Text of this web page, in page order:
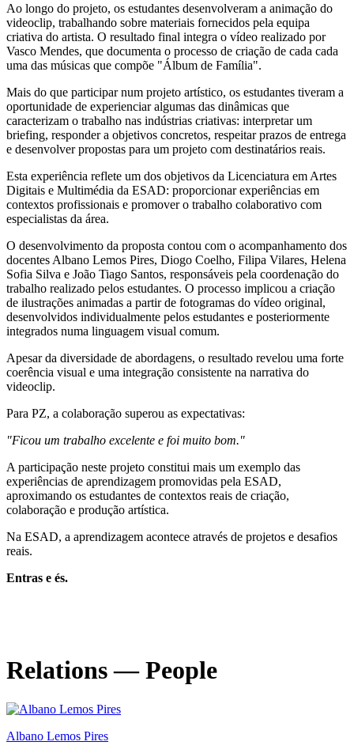
Ao longo do projeto, os estudantes desenvolveram a animação do
videoclip, trabalhando sobre materiais fornecidos pela equipa
criativa do artista. O resultado final integra o vídeo realizado por
Vasco Mendes, que documenta o processo de criação de cada cada
uma das músicas que compõe "Álbum de Família".
Mais do que participar num projeto artístico, os estudantes tiveram a
oportunidade de experienciar algumas das dinâmicas que
caracterizam o trabalho nas indústrias criativas: interpretar um
briefing, responder a objetivos concretos, respeitar prazos de entrega
e desenvolver propostas para um projeto com destinatários reais.
Esta experiência reflete um dos objetivos da Licenciatura em Artes
Digitais e Multimédia da ESAD: proporcionar experiências em
contextos profissionais e promover o trabalho colaborativo com
especialistas da área.
O desenvolvimento da proposta contou com o acompanhamento dos
docentes Albano Lemos Pires, Diogo Coelho, Filipa Vilares, Helena
Sofia Silva e João Tiago Santos, responsáveis pela coordenação do
trabalho realizado pelos estudantes. O processo implicou a criação
de ilustrações animadas a partir de fotogramas do vídeo original,
desenvolvidos individualmente pelos estudantes e posteriormente
integrados numa linguagem visual comum.
Apesar da diversidade de abordagens, o resultado revelou uma forte
coerência visual e uma integração consistente na narrativa do
videoclip.
Para PZ, a colaboração superou as expectativas:
"Ficou um trabalho excelente e foi muito bom."
A participação neste projeto constitui mais um exemplo das
experiências de aprendizagem promovidas pela ESAD,
aproximando os estudantes de contextos reais de criação,
colaboração e produção artística.
Na ESAD, a aprendizagem acontece através de projetos e desafios
reais.
Entras e és.
Relations — People
Albano Lemos Pires